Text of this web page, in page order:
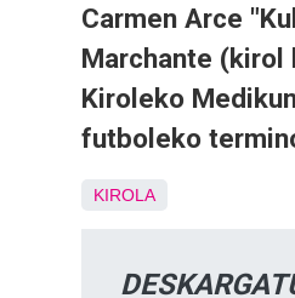
Carmen Arce
Marchante (kirol
Kiroleko
futboleko
KIROLA